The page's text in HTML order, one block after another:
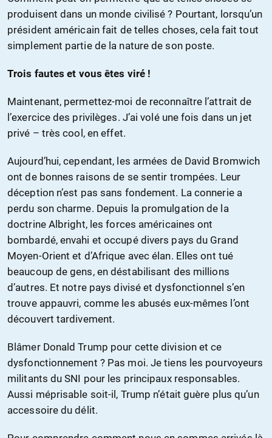
produisent dans un monde civilisé ? Pourtant, lorsqu’un
président américain fait de telles choses, cela fait tout
simplement partie de la nature de son poste.
Trois fautes et vous êtes viré !
Maintenant, permettez-moi de reconnaître l’attrait de
l’exercice des privilèges. J’ai volé une fois dans un jet
privé – très cool, en effet.
Aujourd’hui, cependant, les armées de David Bromwich
ont de bonnes raisons de se sentir trompées. Leur
déception n’est pas sans fondement. La connerie a
perdu son charme. Depuis la promulgation de la
doctrine Albright, les forces américaines ont
bombardé, envahi et occupé divers pays du Grand
Moyen-Orient et d’Afrique avec élan. Elles ont tué
beaucoup de gens, en déstabilisant des millions
d’autres. Et notre pays divisé et dysfonctionnel s’en
trouve appauvri, comme les abusés eux-mêmes l’ont
découvert tardivement.
Blâmer Donald Trump pour cette division et ce
dysfonctionnement ? Pas moi. Je tiens les pourvoyeurs
militants du SNI pour les principaux responsables.
Aussi méprisable soit-il, Trump n’était guère plus qu’un
accessoire du délit.